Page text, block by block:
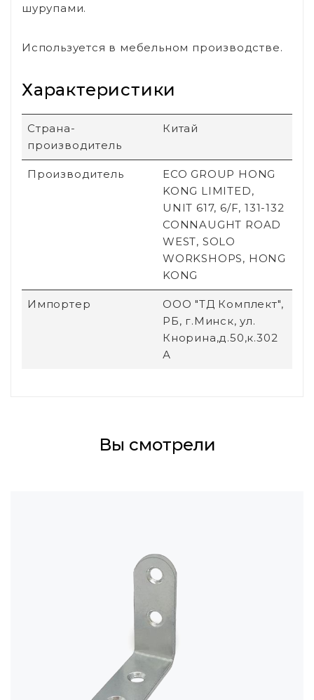
шурупами.
Используется в мебельном производстве.
Характеристики
Страна-
производитель
Китай
Производитель
ECO GROUP HONG
KONG LIMITED,
UNIT 617, 6/F, 131-132
CONNAUGHT ROAD
WEST, SOLO
WORKSHOPS, HONG
KONG
Импортер
ООО "ТД Комплект",
РБ, г.Минск, ул.
Кнорина,д.50,к.302
А
Вы смотрели